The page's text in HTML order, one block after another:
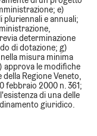
e)
e annuali;
determinazione
di dotazione; g)
misura minima
approva le modifiche
Regione Veneto,
febbraio 2000 n. 361;
di una delle
giuridico.